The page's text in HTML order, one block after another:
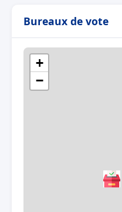
Bureaux de vote
+
−